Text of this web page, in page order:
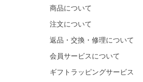
商品について
注文について
返品・交換・修理について
会員サービスについて
ギフトラッピングサービス